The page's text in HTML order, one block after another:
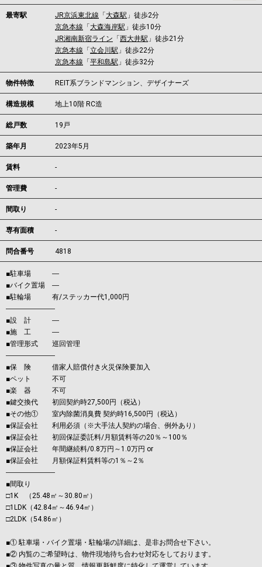
最寄駅 JR京浜東北線 「 大森駅 」徒歩2分
京急本線 「 大森海岸駅 」徒歩10分
JR湘南新宿ライン 「 西大井駅 」徒歩21分
京急本線 「 立会川駅 」徒歩22分
京急本線 「 平和島駅 」徒歩32分
物件特徴 REIT系ブランドマンション、デザイナーズ
構造規模 地上10階 RC造
総戸数 19戸
築年月 2023年5月
賃料 -
管理費 -
間取り -
専有面積 -
問合番号 4818
■駐車場 ―
■バイク置場 ―
■駐輪場 有/ステッカー代1,000円
―――――――
■設 計 ―
■施 工 ―
■管理形式 巡回管理
―――――――
■保 険 借家人賠償付き火災保険要加入
■ペット 不可
■楽 器 不可
■鍵交換代 初回契約時27,500円（税込）
■その他① 室内除菌消臭費 契約時16,500円（税込）
■保証会社 利用必須（※大手法人契約の場合、例外あり）
■保証会社 初回保証委託料/月額賃料等の20％～100％
■保証会社 年間継続料/0.8万円～1.0万円 or
■保証会社 月額保証料賃料等の1％～2％
―――――――
■間取り
□1K （25.48㎡～30.80㎡）
□1LDK（42.84㎡～46.94㎡）
□2LDK（54.86㎡）
■① 駐車場・バイク置場・駐輪場の詳細は、是非お問合せ下さい。
■② 内覧のご希望時は、物件現地待ち合わせ対応をしております。